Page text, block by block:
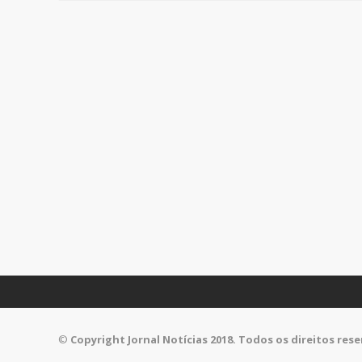
© Copyright Jornal Notícias 2018. Todos os direitos